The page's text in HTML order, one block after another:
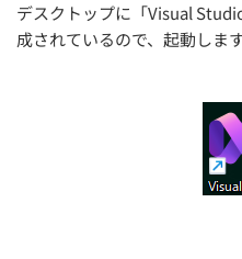
デスクトップに「Visual
成されているので、起動します